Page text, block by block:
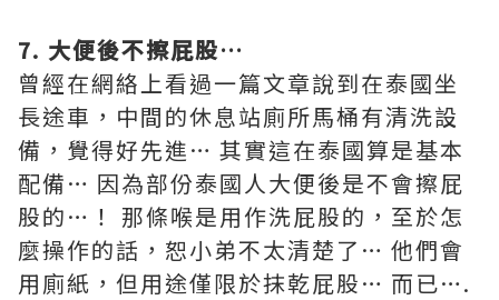
7. 大便後不擦屁股…
曾經在網絡上看過一篇文章說到在泰國坐
長途車，中間的休息站廁所馬桶有清洗設
備，覺得好先進… 其實這在泰國算是基本
配備… 因為部份泰國人大便後是不會擦屁
股的…！ 那條喉是用作洗屁股的，至於怎
麼操作的話，恕小弟不太清楚了… 他們會
用廁紙，但用途僅限於抹乾屁股… 而已….